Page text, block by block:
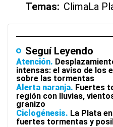
Temas: ClimaLa
Seguí Leyendo
Atención
intensas: el aviso de los
sobre las tormentas
Alerta naranja Fuertes
región con lluvias,
granizo
Ciclogénesis La Plata
fuertes tormentas y